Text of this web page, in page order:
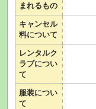
まれるもの
キャンセル
料について
レンタルク
ラブについ
て
服装につい
て